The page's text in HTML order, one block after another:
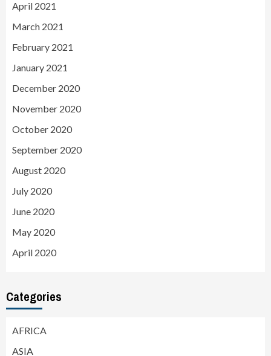
April 2021
March 2021
February 2021
January 2021
December 2020
November 2020
October 2020
September 2020
August 2020
July 2020
June 2020
May 2020
April 2020
Categories
AFRICA
ASIA